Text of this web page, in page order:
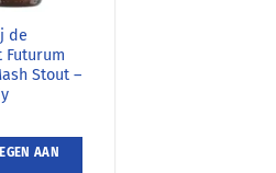
de
Futurum
Stout –
AAN